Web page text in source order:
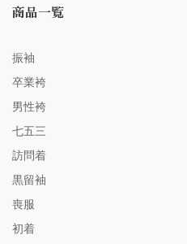
商品一覧
振袖
卒業袴
男性袴
七五三
訪問着
黒留袖
喪服
初着